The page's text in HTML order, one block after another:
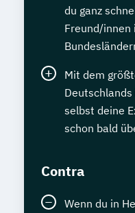
du ganz
Freund/innen
Mit dem
selbst deine
schon bald
Contra
Wenn du in